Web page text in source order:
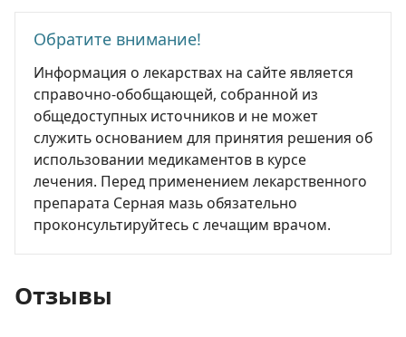
Обратите внимание!
Информация о лекарствах на сайте является
справочно-обобщающей, собранной из
общедоступных источников и не может
служить основанием для принятия решения об
использовании медикаментов в курсе
лечения. Перед применением лекарственного
препарата Серная мазь обязательно
проконсультируйтесь с лечащим врачом.
Отзывы